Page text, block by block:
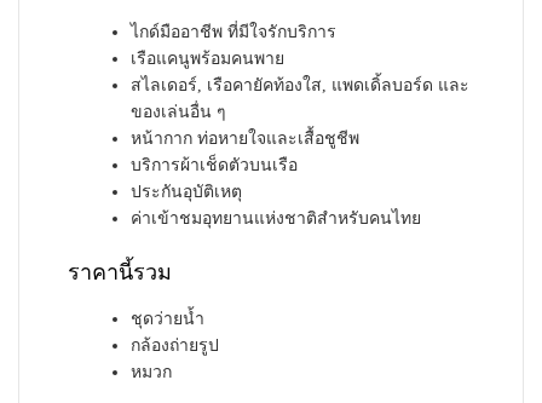
ไกด์มืออาชีพ ที่มีใจรักบริการ
เรือแคนูพร้อมคนพาย
สไลเดอร์, เรือคายัคท้องใส, แพดเดิ้ลบอร์ด และ
ของเล่นอื่น ๆ
หน้ากาก ท่อหายใจและเสื้อชูชีพ
บริการผ้าเช็ดตัวบนเรือ
ประกันอุบัติเหตุ
ค่าเข้าชมอุทยานแห่งชาติสำหรับคนไทย
ราคานี้รวม
ชุดว่ายน้ำ
กล้องถ่ายรูป
หมวก